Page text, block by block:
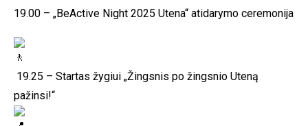
19.00 – „BeActive Night 2025 Utena“ atidarymo ceremonija
19.25 – Startas žygiui „Žingsnis po žingsnio Uteną
pažinsi!“